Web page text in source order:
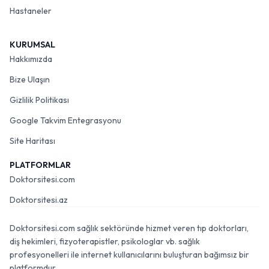
Hastaneler
KURUMSAL
Hakkımızda
Bize Ulaşın
Gizlilik Politikası
Google Takvim Entegrasyonu
Site Haritası
PLATFORMLAR
Doktorsitesi.com
Doktorsitesi.az
Doktorsitesi.com sağlık sektöründe hizmet veren tıp doktorları,
diş hekimleri, fizyoterapistler, psikologlar vb. sağlık
profesyonelleri ile internet kullanıcılarını buluşturan bağımsız bir